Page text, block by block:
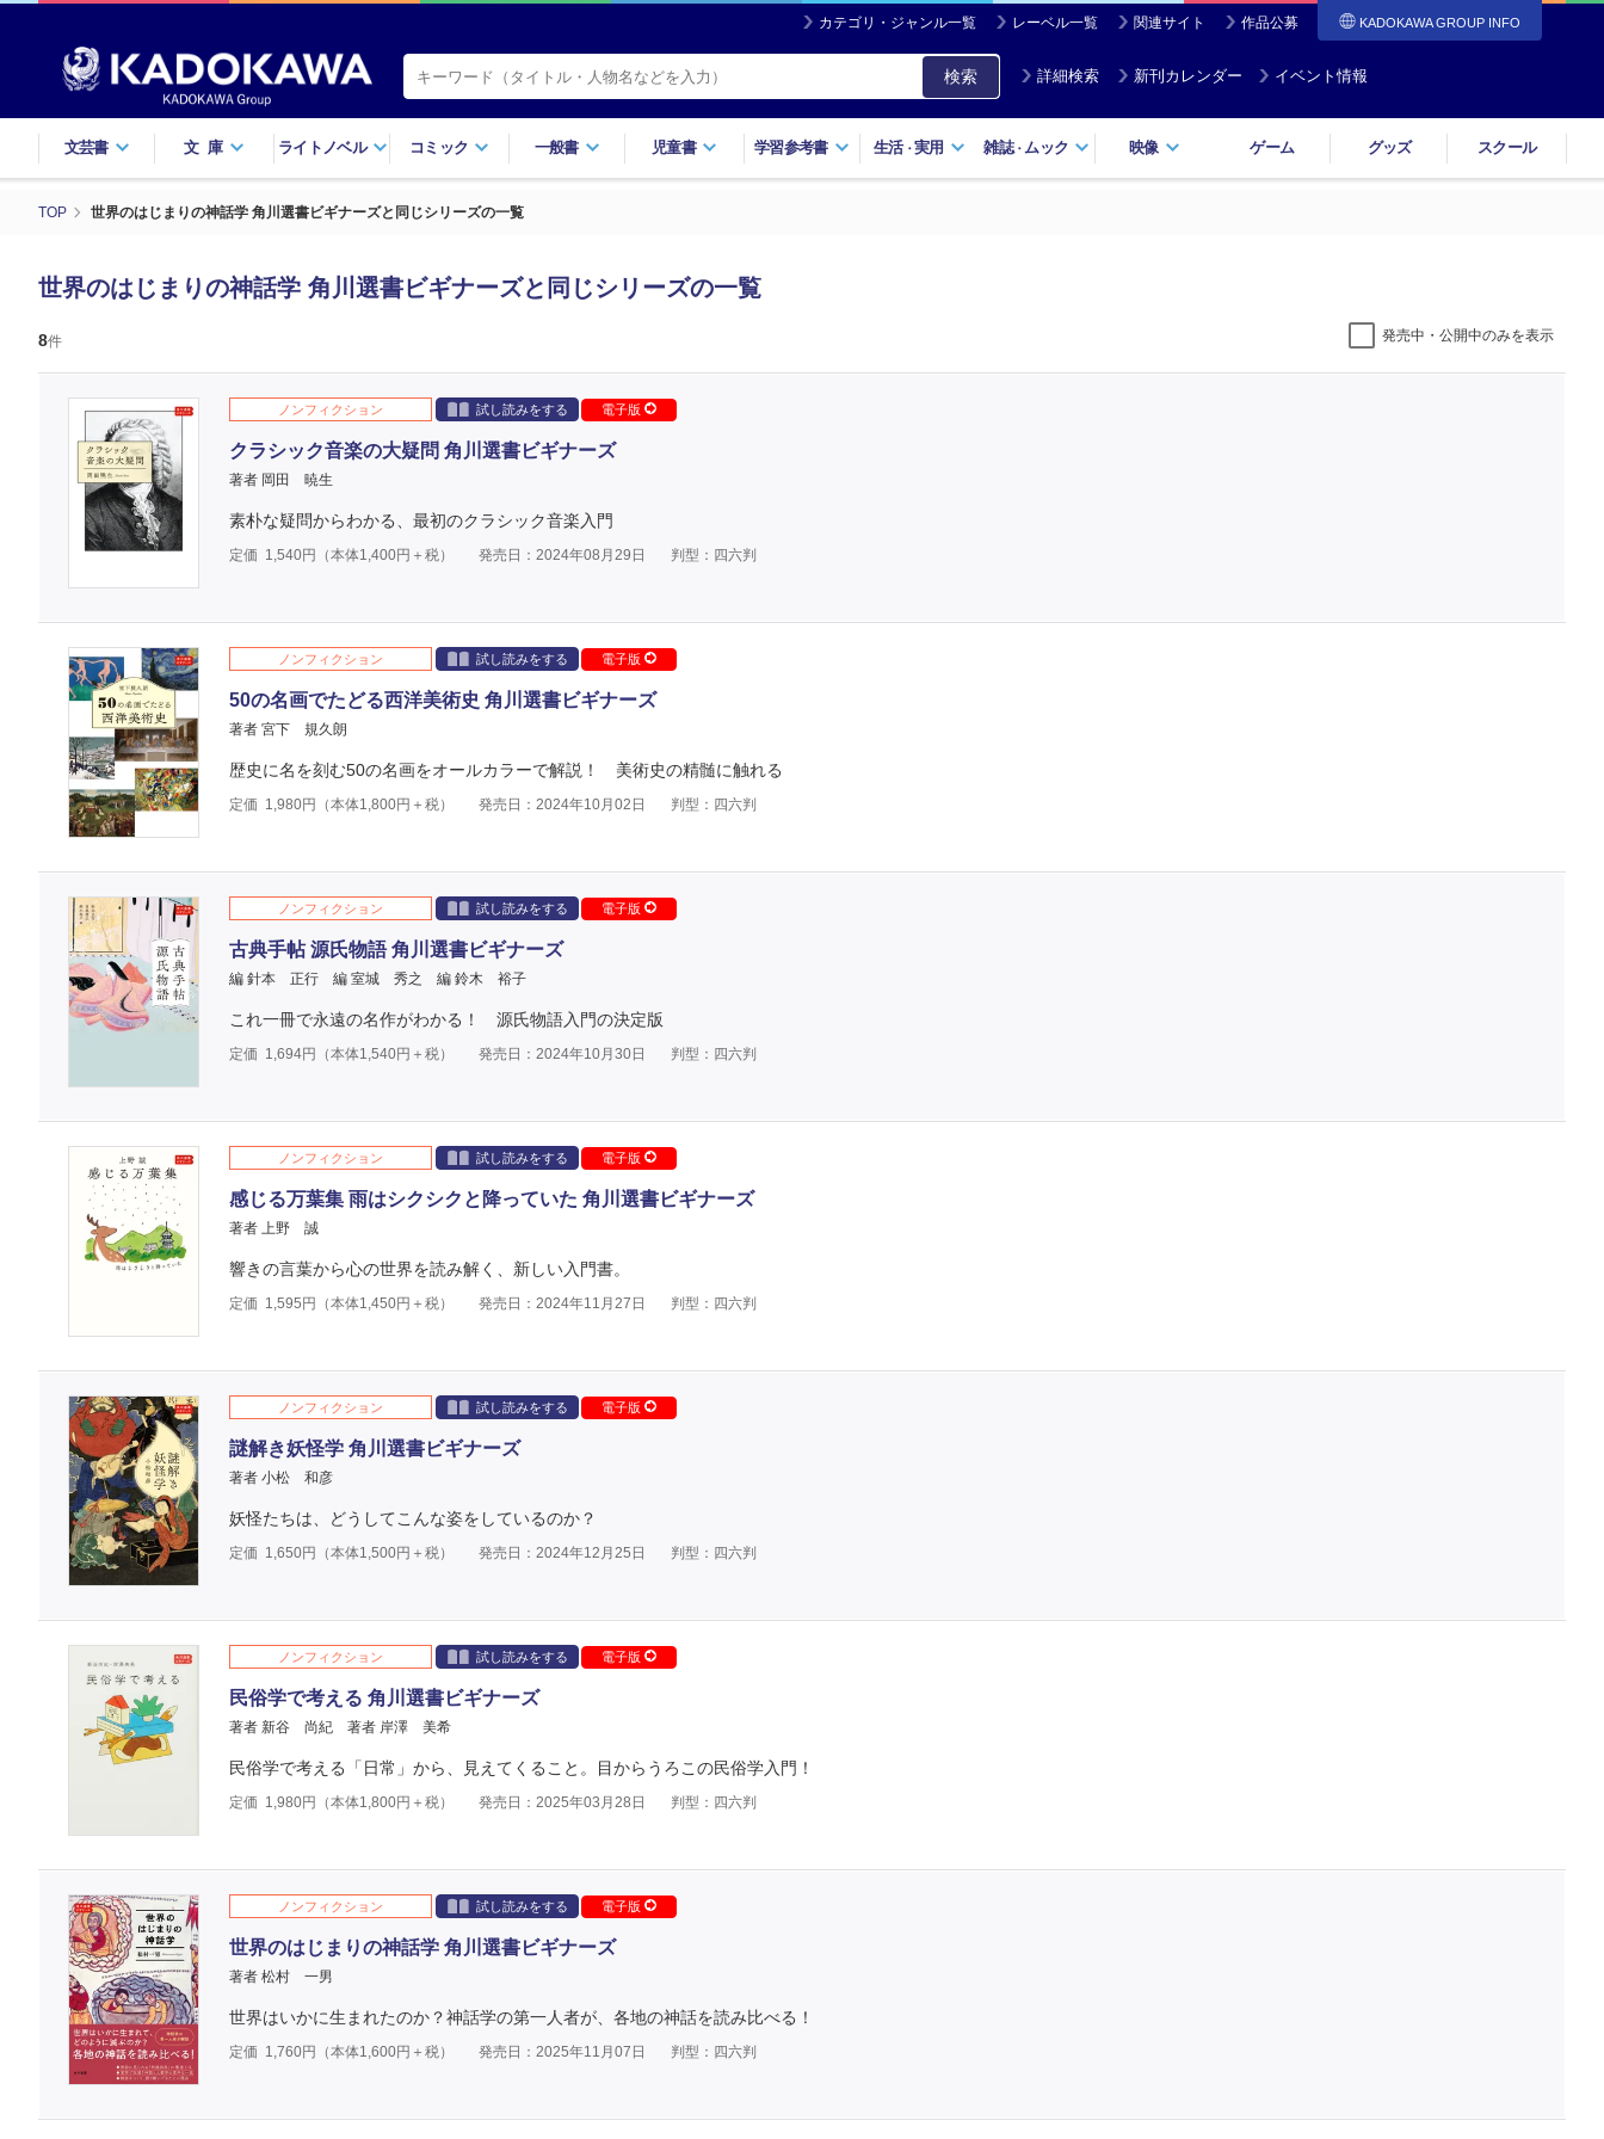
カテゴリ・ジャンル一覧 レーベル一覧 関連サイト 作品公募 KADOKAWA GROUP INFO
検索 詳細検索 新刊カレンダー イベント情報
文芸書 文庫 ライトノベル コミック 一般書 児童書 学習参考書 生活・実用 雑誌・ ムック 映像 ゲーム グッズ スクール
TOP 世界のはじまりの神話学 角川選書ビギナーズと同じシリーズの一覧
世界のはじまりの神話学 角川選書ビギナーズと同じシリーズの一覧
8件 発売中・公開中のみを表示
ノンフィクション 試し読みをする 電子版
クラシック音楽の大疑問 角川選書ビギナーズ
著者 岡田 暁生
素朴な疑問からわかる、最初のクラシック音楽入門
定価 1,540円（本体1,400円＋税） 発売日：2024年08月29日 判型：四六判
ノンフィクション 試し読みをする 電子版
50の名画でたどる西洋美術史 角川選書ビギナーズ
著者 宮下 規久朗
歴史に名を刻む50の名画をオールカラーで解説！ 美術史の精髄に触れる
定価 1,980円（本体1,800円＋税） 発売日：2024年10月02日 判型：四六判
ノンフィクション 試し読みをする 電子版
古典手帖 源氏物語 角川選書ビギナーズ
編 針本 正行 編 室城 秀之 編 鈴木 裕子
これ一冊で永遠の名作がわかる！ 源氏物語入門の決定版
定価 1,694円（本体1,540円＋税） 発売日：2024年10月30日 判型：四六判
ノンフィクション 試し読みをする 電子版
感じる万葉集 雨はシクシクと降っていた 角川選書ビギナーズ
著者 上野 誠
響きの言葉から心の世界を読み解く、新しい入門書。
定価 1,595 円（本体1,450円＋税） 発売日：2024年11月27日 判型：四六判
ノンフィクション 試し読みをする 電子版
謎解き妖怪学 角川選書ビギナーズ
著者 小松 和彦
妖怪たちは、どうしてこんな姿をしているのか？
定価 1,650円（本体1,500円＋税） 発売日：2024年12月25日 判型：四六判
ノンフィクション 試し読みをする 電子版
民俗学で考える 角川選書ビギナーズ
著者 新谷 尚紀 著者 岸澤 美希
民俗学で考える「日常」から、見えてくること。目からうろこの民俗学入門！
定価 1,980円（本体1,800円＋税） 発売日：2025年03月28日 判型：四六判
ノンフィクション 試し読みをする 電子版
世界のはじまりの神話学 角川選書ビギナーズ
著者 松村 一男
世界はいかに生まれたのか？神話学の第一人者が、各地の神話を読み比べる！
定価 1,760円（本体1,600円＋税） 発売日：2025年11月07日 判型：四六判